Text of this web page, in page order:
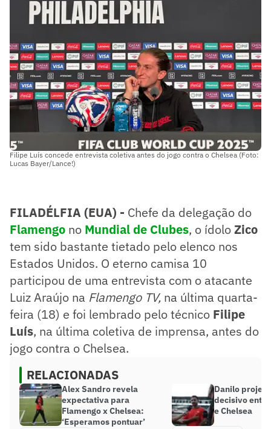
Filipe Luís concede entrevista coletiva antes do jogo contra o Chelsea (Foto:
Lucas Bayer/Lance!)
FILADÉLFIA (EUA) - Chefe da delegação do
Flamengo no Mundial de Clubes, o ídoloZico
tem sido bastante tietado pelo elenco nos
Estados Unidos. O eterno camisa 10
participou de uma entrevista com o atacante
Luiz Araújo na Flamengo TV, na última quarta-
feira (18) e foi lembrado pelo técnico Filipe
Luís, na última coletiva de imprensa, antes do
jogo contra o Chelsea.
RELACIONADAS
Alex Sandro revela
expectativa para
Flamengo x Chelsea:
‘Esperamos pontuar’
Danilo
decisivo
e Chelsea